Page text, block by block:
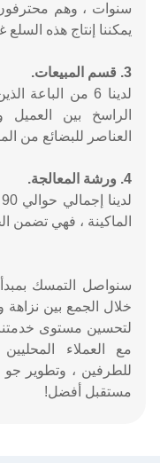
يمكننا إنتاج هذه
3. قسم المبيعات.
لدينا 6 من
الراسخ بين
العناصر للبضائع من
4. ورشة المعالجة.
الماكينة ، فهي تضمن
سنواصل التمسك
خلال الجمع بين نزاهة
لتحسين مستوى خدمتنا
مع العملاء
للطرفين ، وتطوير
مستقبل أفضل!